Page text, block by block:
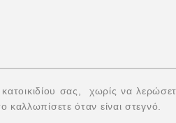
κατοικιδίου σας, χωρίς να
καλλωπίσετε όταν είναι στεγνό.